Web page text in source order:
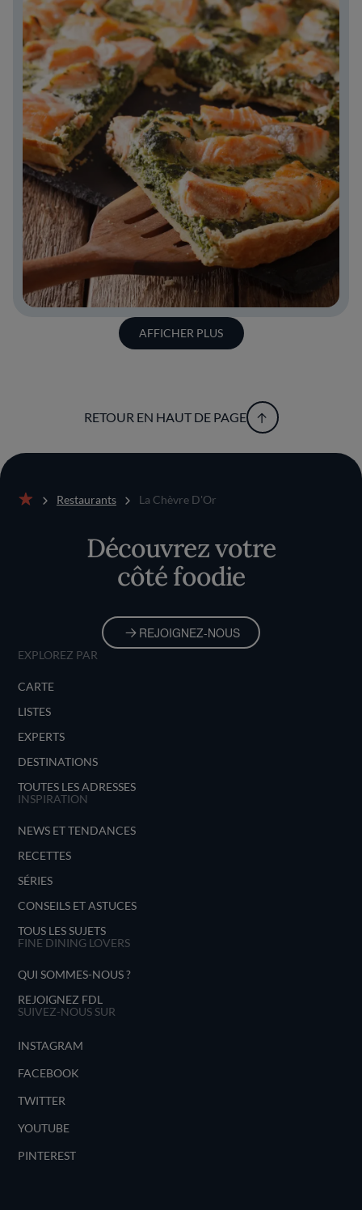
AFFICHER PLUS
RETOUR EN HAUT DE PAGE
Restaurants La Chèvre D'Or
Découvrez votre
côté foodie
REJOIGNEZ-NOUS
EXPLOREZ PAR
CARTE
LISTES
EXPERTS
DESTINATIONS
TOUTES LES ADRESSES
INSPIRATION
NEWS ET TENDANCES
RECETTES
SÉRIES
CONSEILS ET ASTUCES
TOUS LES SUJETS
FINE DINING LOVERS
QUI SOMMES-NOUS ?
REJOIGNEZ FDL
SUIVEZ-NOUS SUR
INSTAGRAM
FACEBOOK
TWITTER
YOUTUBE
PINTEREST